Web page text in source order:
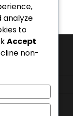
analyze
to
Accept
non-